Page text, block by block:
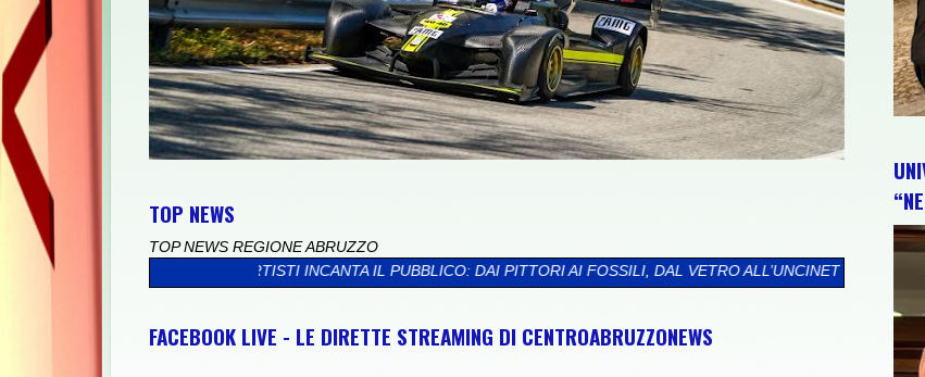
TOP NEWS
TOP NEWS REGIONE ABRUZZO
ARTISTI INCANTA IL PUBBLICO: DAI PITTORI AI FOSSILI, DAL VETRO ALL’UNCINETTO, PER CONQUISTARE GRANDI E
FACEBOOK LIVE - LE DIRETTE STREAMING DI CENTROABRUZZONEWS